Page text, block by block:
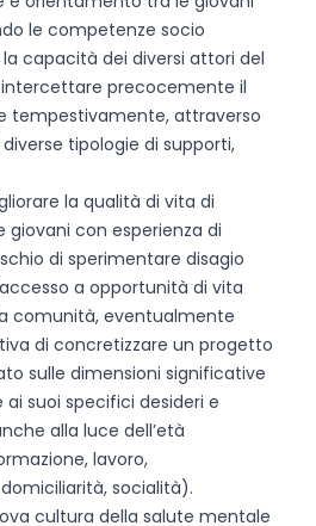
le competenze socio
capacità dei diversi attori del
precocemente il
tempestivamente, attraverso
tipologie di supporti,
la qualità di vita di
giovani con esperienza di
di sperimentare disagio
a opportunità di vita
comunità, eventualmente
di concretizzare un progetto
sulle dimensioni significative
ai suoi specifici desideri e
alla luce dell’età
lavoro,
socialità).
cultura della salute mentale